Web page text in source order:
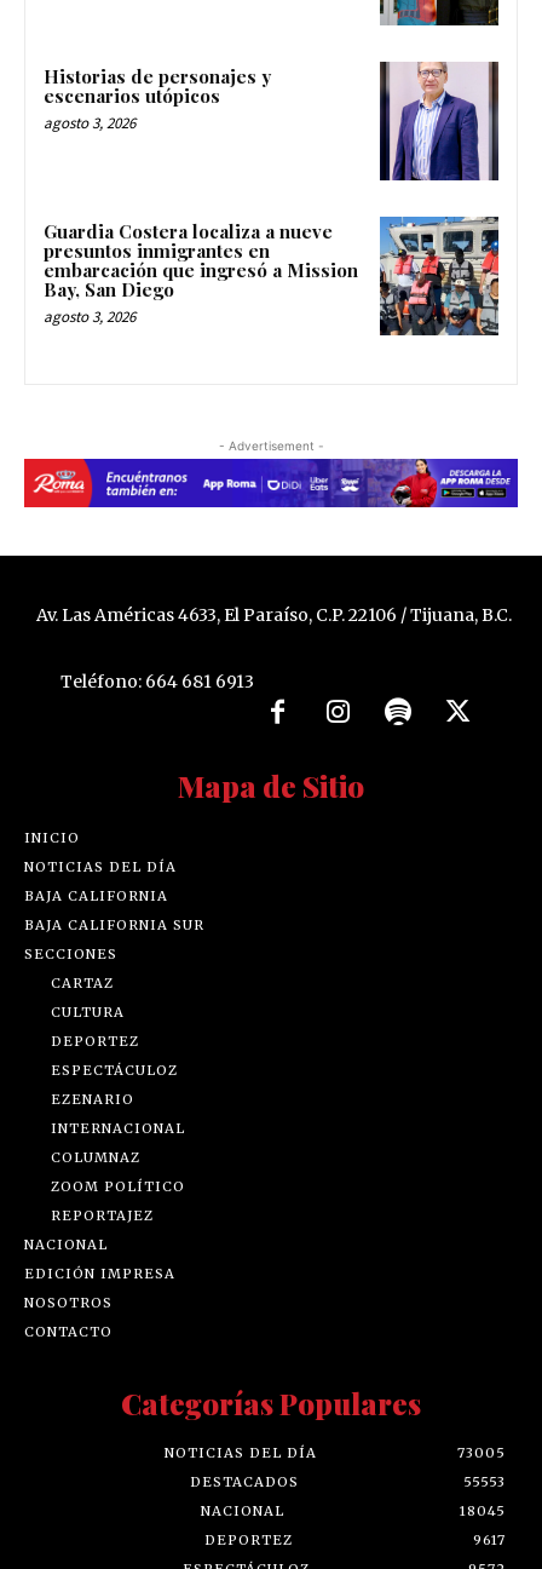
Historias de personajes y
escenarios utópicos
agosto 3, 2026
Guardia Costera localiza a nueve
presuntos inmigrantes en
embarcación que ingresó a Mission
Bay, San Diego
agosto 3, 2026
- Advertisement -
Av. Las Américas 4633, El Paraíso, C.P. 22106 / Tijuana, B.C.
Teléfono: 664 681 6913
Mapa de Sitio
INICIO
NOTICIAS DEL DÍA
BAJA CALIFORNIA
BAJA CALIFORNIA SUR
SECCIONES
CARTAZ
CULTURA
DEPORTEZ
ESPECTÁCULOZ
EZENARIO
INTERNACIONAL
COLUMNAZ
ZOOM POLÍTICO
REPORTAJEZ
NACIONAL
EDICIÓN IMPRESA
NOSOTROS
CONTACTO
Categorías Populares
NOTICIAS DEL DÍA
73005
DESTACADOS
55553
NACIONAL
18045
DEPORTEZ
9617